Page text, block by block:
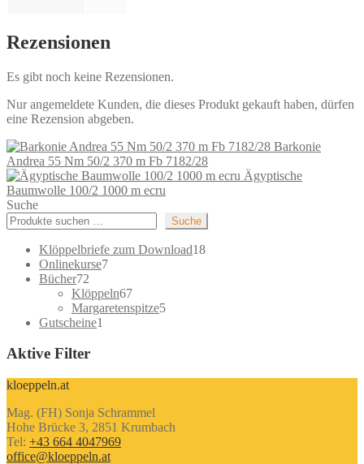
Rezensionen
Es gibt noch keine Rezensionen.
Nur angemeldete Kunden, die dieses Produkt gekauft haben, dürfen
eine Rezension abgeben.
Barkonie
Andrea 55 Nm 50/2 370 m Fb 7182/28
Ägyptische
Baumwolle 100/2 1000 m ecru
Suche
Suche
Klöppelbriefe zum Download1818
Onlinekurse77
Bücher72
Produkte
Klöppeln6767
Produkte
Margaretenspitze55
Gutscheine1
Aktive Filter
kloeppeln.at
Mag. (FH) Sonja Schrammel
Hohe Brücke 3, 2851 Krumbach
Tel: +43 664 4047969
office@kloeppeln.at